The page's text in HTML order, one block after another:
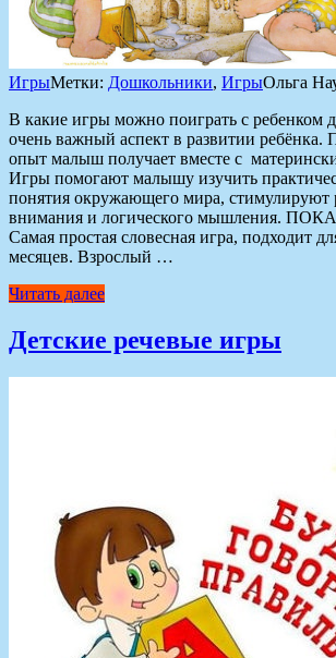
ИгрыМетки: Дошкольники, ИгрыОльга
В какие игры можно поиграть с ребенком
очень важный аспект в развитии ребёнка.
опыт малыш получает вместе с
Игры помогают малышу изучить
понятия окружающего мира, стимулируют
внимания и логического мышления.
Самая простая словесная игра, подходит
месяцев. Взрослый …
Читать далее
Детские речевые игры